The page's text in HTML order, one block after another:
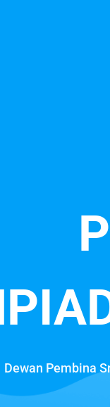
Dewan Pembina